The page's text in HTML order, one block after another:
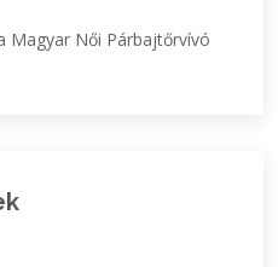
Magyar Női Párbajtőrvívó